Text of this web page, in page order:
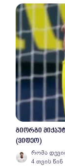
გიორგი
(ვიდეო)
რომა
4 თვის წინ